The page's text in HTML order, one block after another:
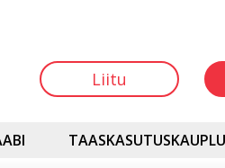
Liitu